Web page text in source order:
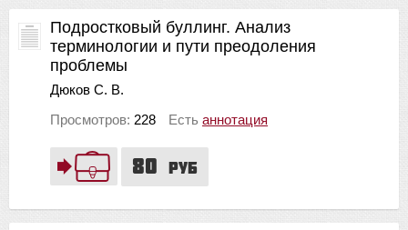
80 руб
Подростковый буллинг. Анализ
терминологии и пути преодоления
проблемы
Дюков С. В.
Просмотров: 228 Есть аннотация